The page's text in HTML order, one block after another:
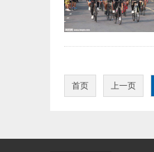
首页 上一页